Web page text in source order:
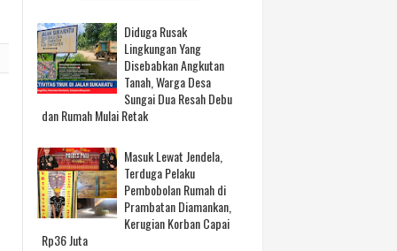
Diduga Rusak
Lingkungan Yang
Disebabkan Angkutan
Tanah, Warga Desa
Sungai Dua Resah Debu
dan Rumah Mulai Retak
Masuk Lewat Jendela,
Terduga Pelaku
Pembobolan Rumah di
Prambatan Diamankan,
Kerugian Korban Capai
Rp36 Juta